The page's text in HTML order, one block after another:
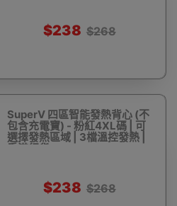
$238 $268
SuperV 四區智能發熱背心 (不
包含充電寶) - 粉紅4XL碼 | 可
選擇發熱區域 | 3檔溫控發熱 |
香港行貨
$238 $268